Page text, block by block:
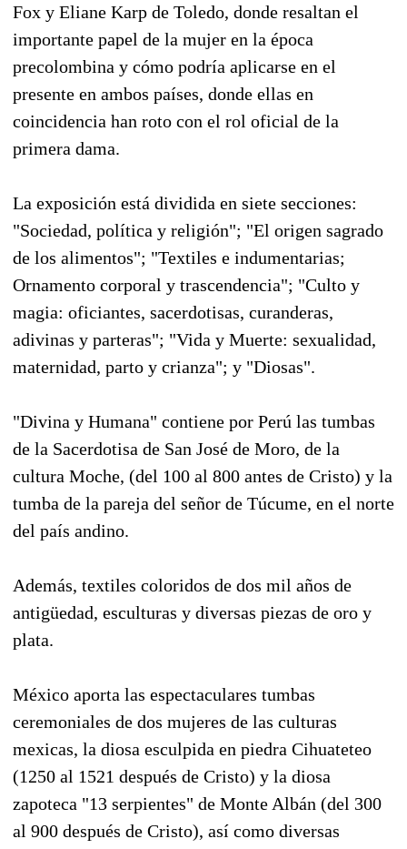
Fox y Eliane Karp de Toledo, donde resaltan el
importante papel de la mujer en la época
precolombina y cómo podría aplicarse en el
presente en ambos países, donde ellas en
coincidencia han roto con el rol oficial de la
primera dama.
La exposición está dividida en siete secciones:
"Sociedad, política y religión"; "El origen sagrado
de los alimentos"; "Textiles e indumentarias;
Ornamento corporal y trascendencia"; "Culto y
magia: oficiantes, sacerdotisas, curanderas,
adivinas y parteras"; "Vida y Muerte: sexualidad,
maternidad, parto y crianza"; y "Diosas".
"Divina y Humana" contiene por Perú las tumbas
de la Sacerdotisa de San José de Moro, de la
cultura Moche, (del 100 al 800 antes de Cristo) y la
tumba de la pareja del señor de Túcume, en el norte
del país andino.
Además, textiles coloridos de dos mil años de
antigüedad, esculturas y diversas piezas de oro y
plata.
México aporta las espectaculares tumbas
ceremoniales de dos mujeres de las culturas
mexicas, la diosa esculpida en piedra Cihuateteo
(1250 al 1521 después de Cristo) y la diosa
zapoteca "13 serpientes" de Monte Albán (del 300
al 900 después de Cristo), así como diversas